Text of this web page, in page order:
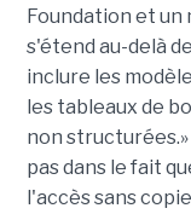
Foundation et un
s'étend au-delà
inclure les
les tableaux de
non
pas dans le fait
l'accès sans